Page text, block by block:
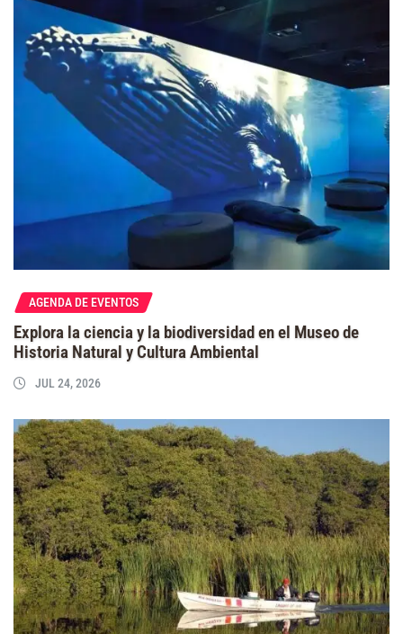
AGENDA DE EVENTOS
Explora la ciencia y la biodiversidad en el Museo de
Historia Natural y Cultura Ambiental
JUL 24, 2026